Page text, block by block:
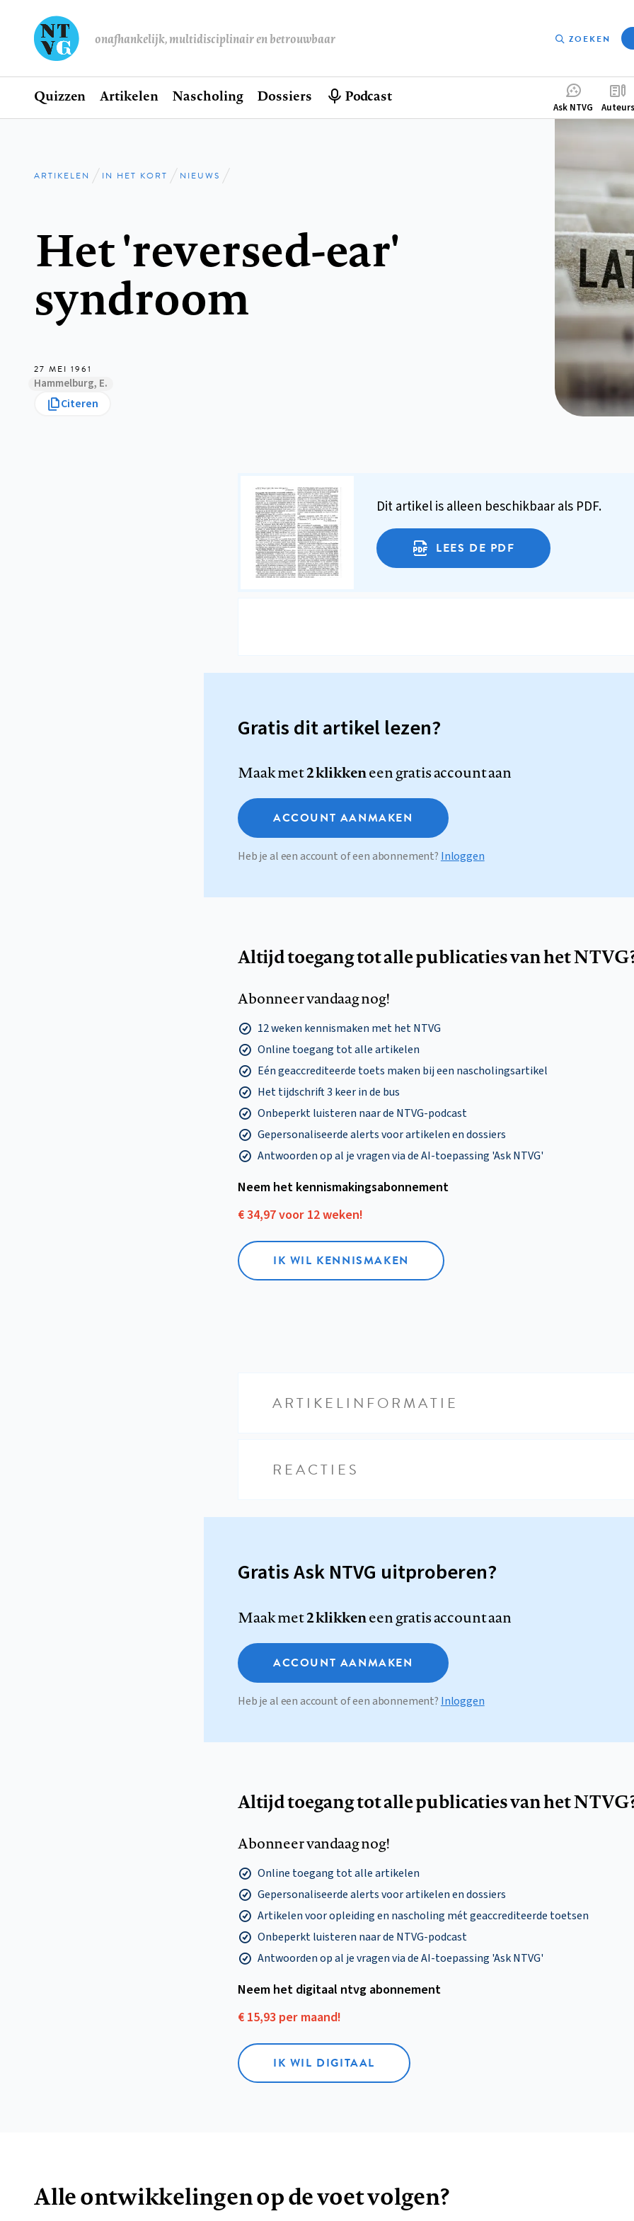
onafhankelijk, multidisciplinair en betrouwbaar ZOEKEN
Hoofdnavigatie
Home
Quizzen Artikelen Nascholing Dossiers Podcast
Ask NTVG Auteurs
Kruimelpad
ARTIKELEN IN HET KORT NIEUWS
Het 'reversed-ear'
syndroom
27 MEI 1961
Hammelburg, E.
Citeren
Dit artikel is alleen beschikbaar als PDF.
LEES DE PDF
Gratis dit artikel lezen?
Maak met2 klikkeneen gratis account aan
ACCOUNT AANMAKEN
Heb je al een account of een abonnement? Inloggen
Altijd toegang tot alle publicaties van het
Abonneer vandaag nog!
12 weken kennismaken met het NTVG
Online toegang tot alle artikelen
Eén geaccrediteerde toets maken bij een nascholingsartikel
Het tijdschrift 3 keer in de bus
Onbeperkt luisteren naar de NTVG-podcast
Gepersonaliseerde alerts voor artikelen en dossiers
Antwoorden op al je vragen via de AI-toepassing 'Ask NTVG'
Neem het kennismakings­abonnement
€ 34,97 voor 12 weken!
IK WIL KENNISMAKEN
ARTIKELINFORMATIE
REACTIES
Gratis Ask NTVG uitproberen?
Maak met2 klikkeneen gratis account aan
ACCOUNT AANMAKEN
Heb je al een account of een abonnement? Inloggen
Altijd toegang tot alle publicaties van het
Abonneer vandaag nog!
Online toegang tot alle artikelen
Gepersonaliseerde alerts voor artikelen en dossiers
Artikelen voor opleiding en nascholing mét geaccrediteerde toetsen
Onbeperkt luisteren naar de NTVG-podcast
Antwoorden op al je vragen via de AI-toepassing 'Ask NTVG'
Neem het digitaal ntvg abonnement
€ 15,93 per maand!
IK WIL DIGITAAL
Alle ontwikkelingen op de voet volgen?